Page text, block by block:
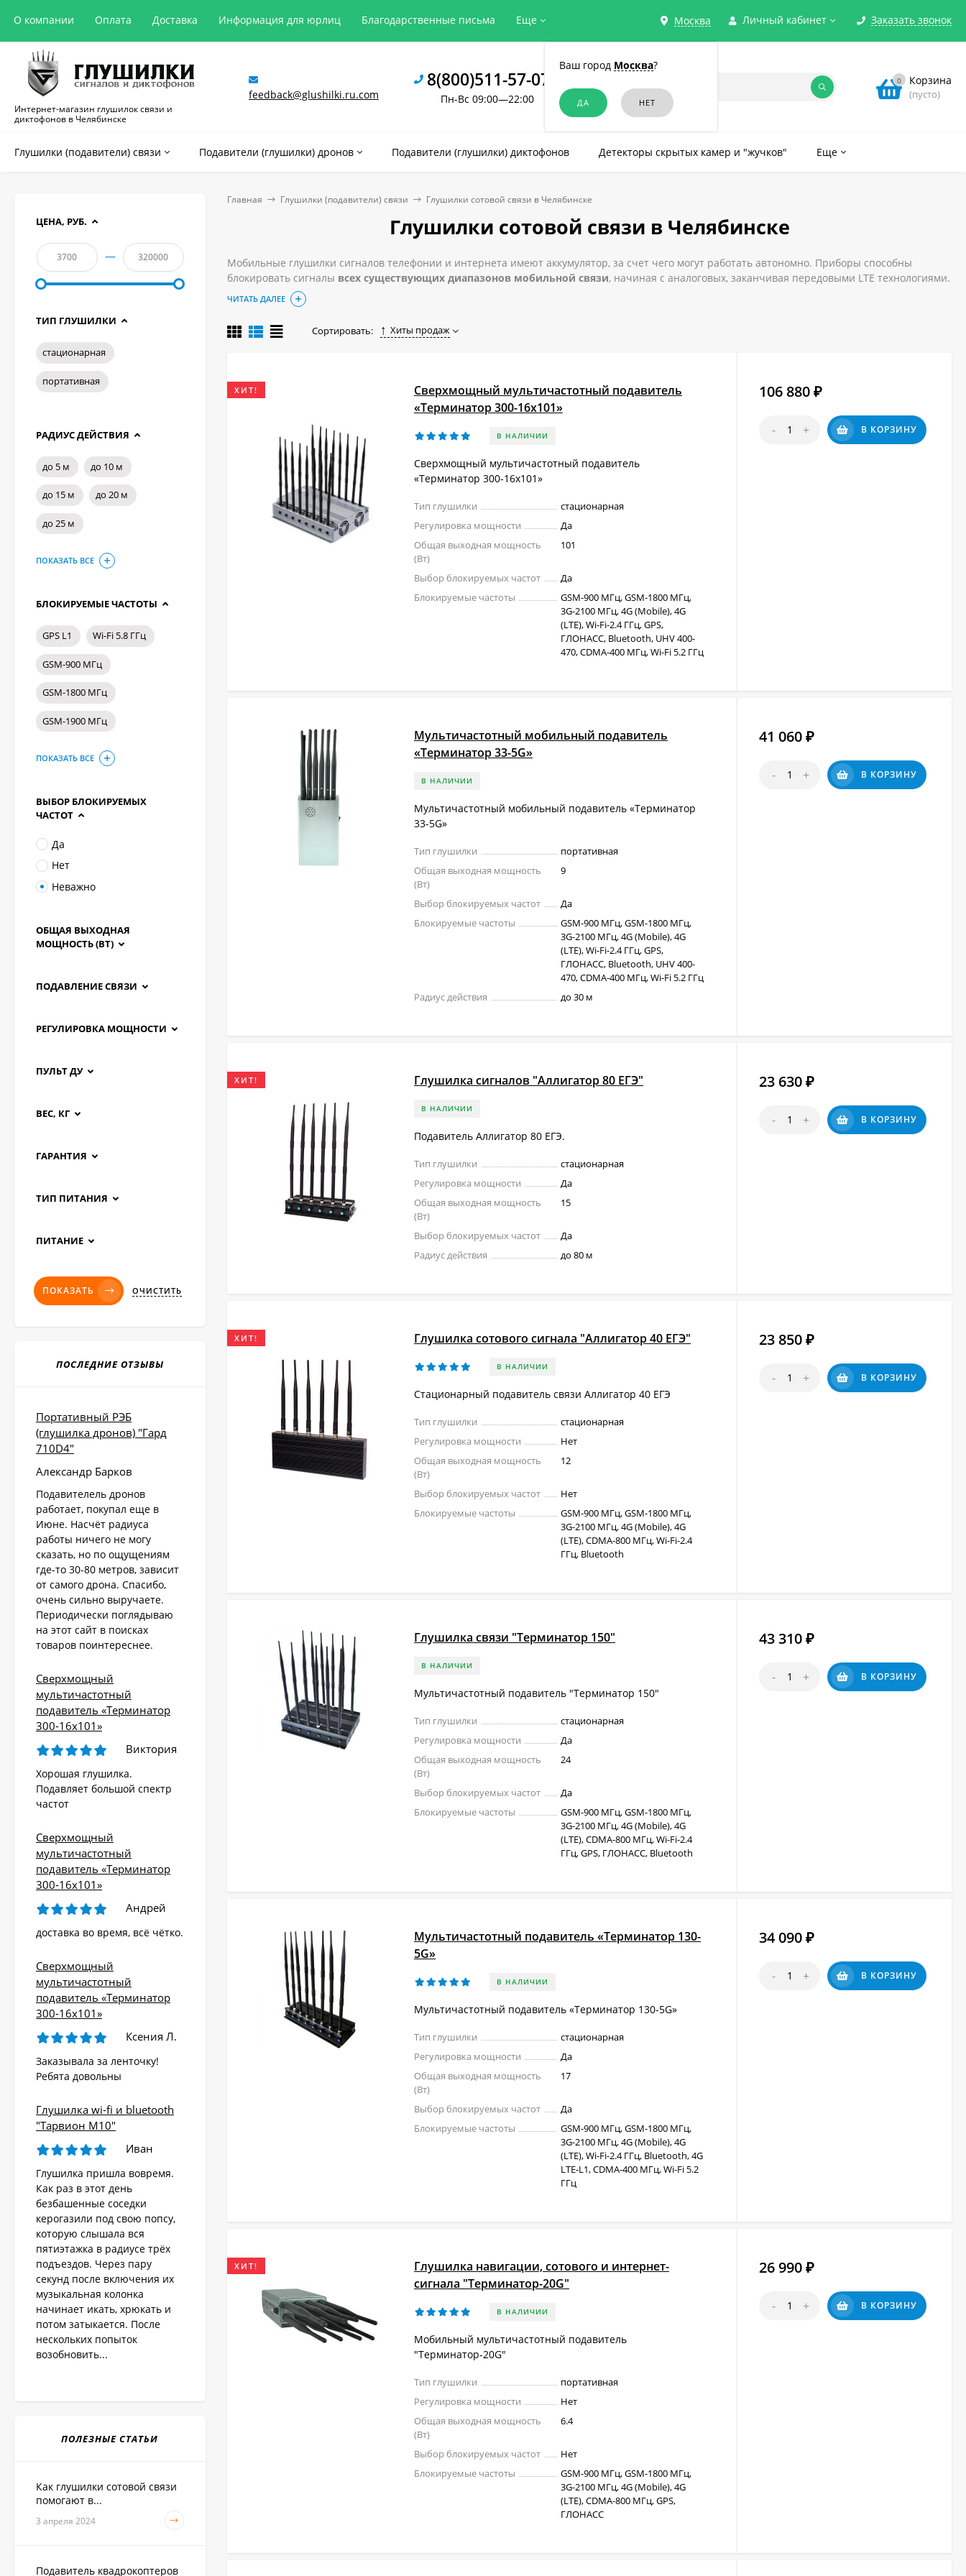
Москва
Ваш город Москва?
Личный кабинет Заказать звонок
О компании Оплата Доставка Информация для юрлиц Благодарственные письма Еще
Интернет-магазин глушилок связи и
диктофонов в Челябинске
feedback@glushilki.ru.com
8(800)511-57-07
Пн-Вс 09:00—22:00
0 Корзина
(пусто)
Глушилки (подавители) связи Подавители (глушилки) дронов Подавители (глушилки) диктофонов Детекторы скрытых камер и "жучков" Еще
Главная Глушилки (подавители) связи Глушилки сотовой связи в Челябинске
Глушилки сотовой связи в Челябинске
Мобильные глушилки сигналов телефонии и интернета имеют аккумулятор, за счет чего могут работать автономно. Приборы способны
блокировать сигналы всех существующих диапазонов мобильной связи, начиная с аналоговых, заканчивая передовыми LTE технологиями.
Разделить все мобильные подавители можно на несколько групп по времени работы и типу подавляемых сигналов, что позволяет приобрести
устройство, подходящие именно под ваши нужды.
Купить надежную и недорогую глушилку сотовой связи по низкой цене в Челябинске можно, сделав заказ в нашем онлайн-магазине.
ЧИТАТЬ ДАЛЕЕ
Сортировать: Хиты продаж
ХИТ!
Сверхмощный мультичастотный подавитель
«Терминатор 300-16х101»
В НАЛИЧИИ
Сверхмощный мультичастотный подавитель
«Терминатор 300-16х101»
Тип глушилки
стационарная
Регулировка мощности
Да
Общая выходная мощность
(Вт)
101
Выбор блокируемых частот
Да
Блокируемые частоты
GSM-900 МГц, GSM-1800 МГц,
3G-2100 МГц, 4G (Mobile), 4G
(LTE), Wi-Fi-2.4 ГГц, GPS,
ГЛОНАСС, Bluetooth, UHV 400-
470, CDMA-400 МГц, Wi-Fi 5.2 ГГц
106 880 ₽
- + В КОРЗИНУ
Мультичастотный мобильный подавитель
«Терминатор 33-5G»
В НАЛИЧИИ
Мультичастотный мобильный подавитель «Терминатор
33-5G»
Тип глушилки
портативная
Общая выходная мощность
(Вт)
9
Выбор блокируемых частот
Да
Блокируемые частоты
GSM-900 МГц, GSM-1800 МГц,
3G-2100 МГц, 4G (Mobile), 4G
(LTE), Wi-Fi-2.4 ГГц, GPS,
ГЛОНАСС, Bluetooth, UHV 400-
470, CDMA-400 МГц, Wi-Fi 5.2 ГГц
Радиус действия
до 30 м
41 060 ₽
- + В КОРЗИНУ
ХИТ! Глушилка сигналов "Аллигатор 80 ЕГЭ"
В НАЛИЧИИ
Подавитель Аллигатор 80 ЕГЭ.
Тип глушилки
стационарная
Регулировка мощности
Да
Общая выходная мощность
(Вт)
15
Выбор блокируемых частот
Да
Радиус действия
до 80 м
23 630 ₽
- + В КОРЗИНУ
ХИТ! Глушилка сотового сигнала "Аллигатор 40 ЕГЭ"
В НАЛИЧИИ
Стационарный подавитель связи Аллигатор 40 ЕГЭ
Тип глушилки
стационарная
Регулировка мощности
Нет
Общая выходная мощность
(Вт)
12
Выбор блокируемых частот
Нет
Блокируемые частоты
GSM-900 МГц, GSM-1800 МГц,
3G-2100 МГц, 4G (Mobile), 4G
(LTE), CDMA-800 МГц, Wi-Fi-2.4
ГГц, Bluetooth
23 850 ₽
- + В КОРЗИНУ
Глушилка связи "Терминатор 150"
В НАЛИЧИИ
Мультичастотный подавитель "Терминатор 150"
Тип глушилки
стационарная
Регулировка мощности
Да
Общая выходная мощность
(Вт)
24
Выбор блокируемых частот
Да
Блокируемые частоты
GSM-900 МГц, GSM-1800 МГц,
3G-2100 МГц, 4G (Mobile), 4G
(LTE), CDMA-800 МГц, Wi-Fi-2.4
ГГц, GPS, ГЛОНАСС, Bluetooth
43 310 ₽
- + В КОРЗИНУ
Мультичастотный подавитель «Терминатор 130-
5G»
В НАЛИЧИИ
Мультичастотный подавитель «Терминатор 130-5G»
Тип глушилки
стационарная
Регулировка мощности
Да
Общая выходная мощность
(Вт)
17
Выбор блокируемых частот
Да
Блокируемые частоты
GSM-900 МГц, GSM-1800 МГц,
3G-2100 МГц, 4G (Mobile), 4G
(LTE), Wi-Fi-2.4 ГГц, Bluetooth, 4G
LTE-L1, CDMA-400 МГц, Wi-Fi 5.2
ГГц
34 090 ₽
- + В КОРЗИНУ
ХИТ!
Глушилка навигации, сотового и интернет-
сигнала "Терминатор-20G"
В НАЛИЧИИ
Мобильный мультичастотный подавитель
"Терминатор-20G"
Тип глушилки
портативная
Регулировка мощности
Нет
Общая выходная мощность
(Вт)
6.4
Выбор блокируемых частот
Нет
Блокируемые частоты
GSM-900 МГц, GSM-1800 МГц,
3G-2100 МГц, 4G (Mobile), 4G
(LTE), CDMA-800 МГц, GPS,
ГЛОНАСС
26 990 ₽
- + В КОРЗИНУ
ЦЕНА, РУБ.
—
ТИП ГЛУШИЛКИ
стационарная
портативная
РАДИУС ДЕЙСТВИЯ
до 5 м до 10 м
до 15 м до 20 м
до 25 м
ПОКАЗАТЬ ВСЕ
БЛОКИРУЕМЫЕ ЧАСТОТЫ
GPS L1 Wi-Fi 5.8 ГГц
GSM-900 МГц
GSM-1800 МГц
GSM-1900 МГц
ПОКАЗАТЬ ВСЕ
ВЫБОР БЛОКИРУЕМЫХ
ЧАСТОТ
Да
Нет
Неважно
ОБЩАЯ ВЫХОДНАЯ
МОЩНОСТЬ (ВТ)
ПОДАВЛЕНИЕ СВЯЗИ
РЕГУЛИРОВКА МОЩНОСТИ
ПУЛЬТ ДУ
ВЕС, КГ
ГАРАНТИЯ
ТИП ПИТАНИЯ
ПИТАНИЕ
ПОКАЗАТЬ ОЧИСТИТЬ
ПОСЛЕДНИЕ ОТЗЫВЫ
Портативный РЭБ
(глушилка дронов) "Гард
710D4"
Александр Барков
Подавителель дронов
работает, покупал еще в
Июне. Насчёт радиуса
работы ничего не могу
сказать, но по ощущениям
где-то 30-80 метров, зависит
от самого дрона. Спасибо,
очень сильно выручаете.
Периодически поглядываю
на этот сайт в поисках
товаров поинтереснее.
Сверхмощный
мультичастотный
подавитель «Терминатор
300-16х101»
Виктория
Хорошая глушилка.
Подавляет большой спектр
частот
Сверхмощный
мультичастотный
подавитель «Терминатор
300-16х101»
Андрей
доставка во время, всё чётко.
Сверхмощный
мультичастотный
подавитель «Терминатор
300-16х101»
Ксения Л.
Заказывала за ленточку!
Ребята довольны
Глушилка wi-fi и bluetooth
"Тарвион M10"
Иван
Глушилка пришла вовремя.
Как раз в этот день
безбашенные соседки
керогазили под свою попсу,
которую слышала вся
пятиэтажка в радиусе трёх
подъездов. Через пару
секунд после включения их
музыкальная колонка
начинает икать, хрюкать и
потом затыкается. После
нескольких попыток
возобновить...
ПОЛЕЗНЫЕ СТАТЬИ
Как глушилки сотовой связи
помогают в...
3 апреля 2024
Подавитель квадрокоптеров